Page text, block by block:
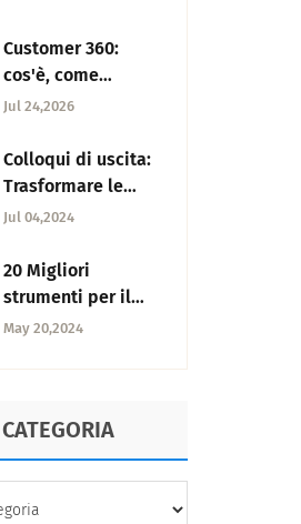
Customer 360:
cos'è, come
funziona e perché
Jul 24,2026
Colloqui di uscita:
Trasformare le
partenze in
crescita
Jul 04,2024
20 Migliori
strumenti per il
successo dei
May 20,2024